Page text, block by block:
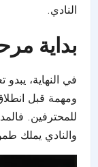
النادي.
بداية
في النهاية،
ومهمة قبل
للمحترفين.
والنادي يملك